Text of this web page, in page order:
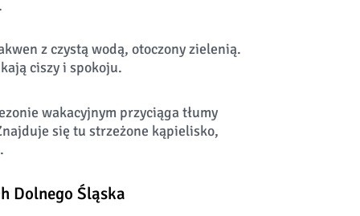
z czystą wodą, otoczony zielenią.
ciszy i spokoju.
wakacyjnym przyciąga tłumy
się tu strzeżone kąpielisko,
Dolnego Śląska